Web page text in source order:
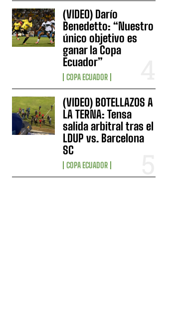
(VIDEO) Darío
Benedetto: “Nuestro
único objetivo es
ganar la Copa
Ecuador”
COPA ECUADOR
(VIDEO) BOTELLAZOS A
LA TERNA: Tensa
salida arbitral tras el
LDUP vs. Barcelona
SC
COPA ECUADOR